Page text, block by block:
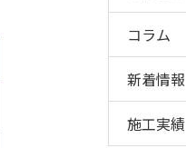
コラム
新着情報
施工実績